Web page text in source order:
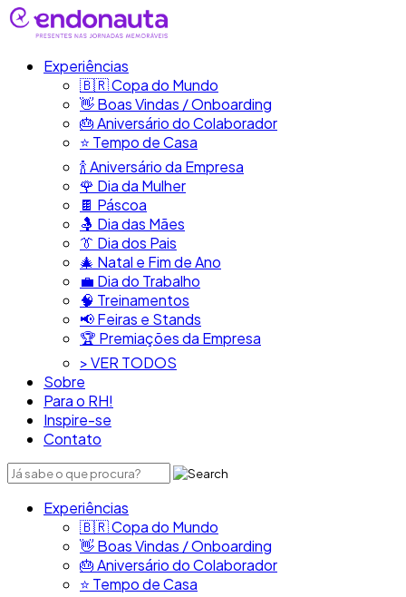
Experiências
🇧🇷​ Copa do Mundo
👋​ Boas Vindas / Onboarding
🎂​ Aniversário do Colaborador
⭐​ Tempo de Casa
​🍾​ Aniversário da Empresa
🌹 Dia da Mulher
🍫​ Páscoa
🤱 Dia das Mães
👔​ Dia dos Pais
🎄 Natal e Fim de Ano
💼​ Dia do Trabalho
🧠​ Treinamentos
📢​ Feiras e Stands
🏆 Premiações da Empresa
> VER TODOS
Sobre
Para o RH!
Inspire-se
Contato
Experiências
🇧🇷​ Copa do Mundo
👋​ Boas Vindas / Onboarding
🎂​ Aniversário do Colaborador
⭐​ Tempo de Casa